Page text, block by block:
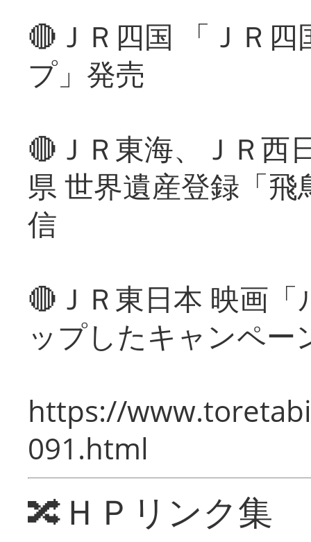
🔴ＪＲ四国 「ＪＲ
プ」発売
🔴ＪＲ東海、ＪＲ西
県 世界遺産登録「
信
🔴ＪＲ東日本 映画
ップしたキャンペー
https://
091.html
🔀ＨＰリンク集